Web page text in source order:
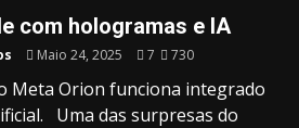
com hologramas e IA
Maio 24, 2025 7 730
Meta Orion funciona integrado
Uma das surpresas do